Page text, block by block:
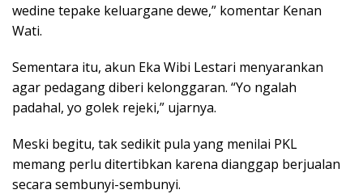
wedine tepake keluargane dewe,” komentar Kenan
Wati.
Sementara itu, akun Eka Wibi Lestari menyarankan
agar pedagang diberi kelonggaran. “Yo ngalah
padahal, yo golek rejeki,” ujarnya.
Meski begitu, tak sedikit pula yang menilai PKL
memang perlu ditertibkan karena dianggap berjualan
secara sembunyi-sembunyi.